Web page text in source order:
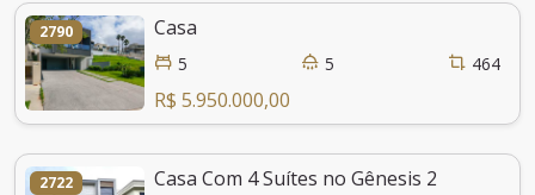
2790 Casa
5 5 464
R$ 5.950.000,00
2722 Casa Com 4 Suítes no Gênesis 2